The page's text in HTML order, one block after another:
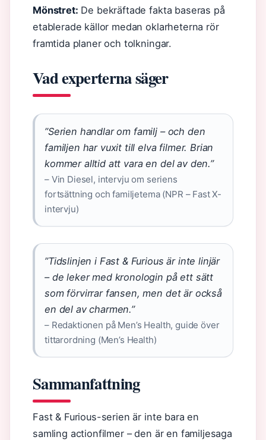
Mönstret: De bekräftade fakta baseras på
etablerade källor medan oklarheterna rör
framtida planer och tolkningar.
Vad experterna säger
”Serien handlar om familj – och den
familjen har vuxit till elva filmer. Brian
kommer alltid att vara en del av den.”
– Vin Diesel, intervju om seriens
fortsättning och familjetema (NPR – Fast X-
intervju)
”Tidslinjen i Fast & Furious är inte linjär
– de leker med kronologin på ett sätt
som förvirrar fansen, men det är också
en del av charmen.”
– Redaktionen på Men’s Health, guide över
tittarordning (Men’s Health)
Sammanfattning
Fast & Furious-serien är inte bara en
samling actionfilmer – den är en familjesaga